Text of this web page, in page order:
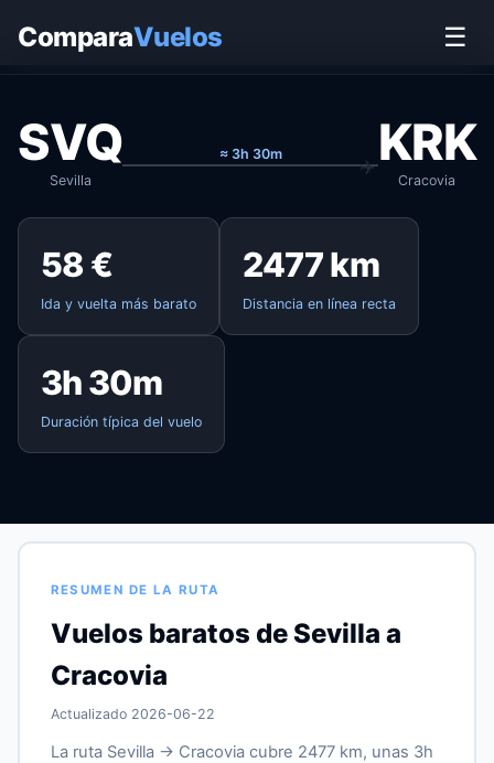
ComparaVuelos ☰
SVQ
Sevilla
≈ 3h 30m KRK
Cracovia
58 €
Ida y vuelta más barato
2477 km
Distancia en línea recta
3h 30m
Duración típica del vuelo
RESUMEN DE LA RUTA
Vuelos baratos de Sevilla a
Cracovia
Actualizado 2026-06-22
La ruta Sevilla → Cracovia cubre 2477 km, unas 3h